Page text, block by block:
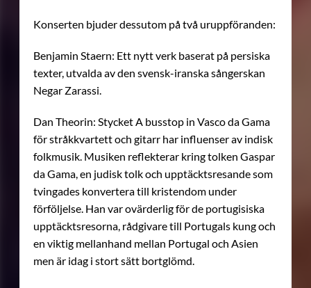
Konserten bjuder dessutom på två uruppföranden:
Benjamin Staern: Ett nytt verk baserat på persiska
texter, utvalda av den svensk-iranska sångerskan
Negar Zarassi.
Dan Theorin: Stycket A busstop in Vasco da Gama
för stråkkvartett och gitarr har influenser av indisk
folkmusik. Musiken reflekterar kring tolken Gaspar
da Gama, en judisk tolk och upptäcktsresande som
tvingades konvertera till kristendom under
förföljelse. Han var ovärderlig för de portugisiska
upptäcktsresorna, rådgivare till Portugals kung och
en viktig mellanhand mellan Portugal och Asien
men är idag i stort sätt bortglömd.